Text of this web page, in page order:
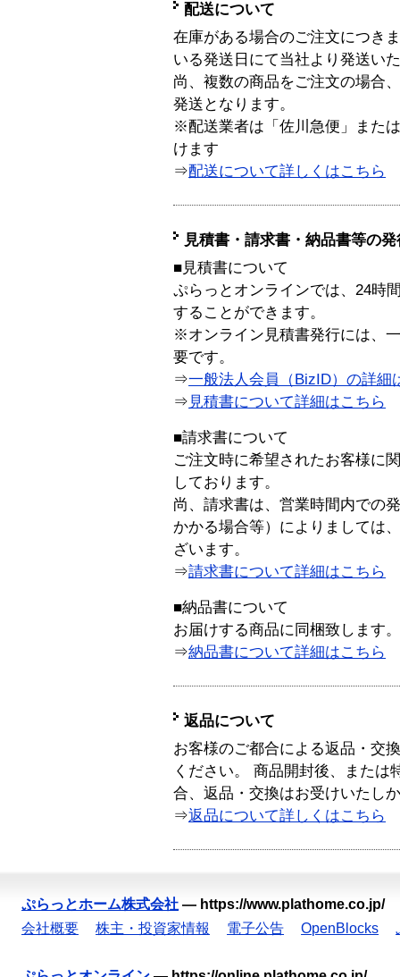
配送について
在庫がある場合のご注文につき
いる発送日にて当社より発送い
尚、複数の商品をご注文の場合
発送となります。
※配送業者は「佐川急便」また
けます
⇒配送について詳しくはこちら
見積書・請求書・納品書等の
■見積書について
ぷらっとオンラインでは、24時
することができます。
※オンライン見積書発行には、
要です。
⇒一般法人会員（BizID）の詳細
⇒ 見積書について詳細はこちら
■請求書について
ご注文時に希望されたお客様に
しております。
尚、請求書は、営業時間内での
かかる場合等）によりましては
ざいます。
⇒請求書について詳細はこちら
■納品書について
お届けする商品に同梱致します。
⇒納品書について詳細はこちら
返品について
お客様のご都合による返品・交
ください。 商品開封後、または
合、返品・交換はお受けいたし
⇒返品について詳しくはこちら
ぷらっとホーム株式会社 — https://www.plathome.co.jp/
会社概要
株主・投資家情報 電子公告 OpenBlocks